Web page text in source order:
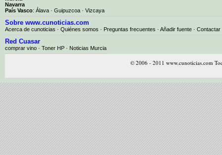
Navarra
País Vasco: Álava · Guipuzcoa · Vizcaya
Sobre www.cunoticias.com
Acerca de cunoticias · Quiénes somos · Preguntas frecuentes · Añadir fuente · Contactar
Red Cuasar
comprar vino · Toner HP · Noticias Murcia
© 2006 - 2011 www.cunoticias.com